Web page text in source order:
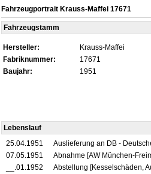
Fahrzeugportrait Krauss-Maffei 17671
Fahrzeugstamm
Hersteller:
Krauss-Maffei
Fabriknummer:
17671
Baujahr:
1951
Lebenslauf
25.04.1951
Auslieferung an DB -
07.05.1951
Abnahme [AW München-
__.01.1952
Abstellung [Kesselschäden,